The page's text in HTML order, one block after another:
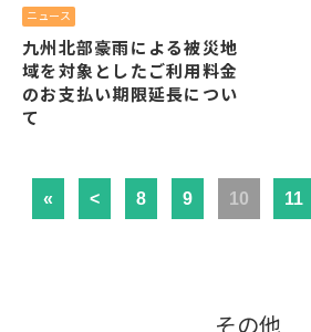
ニュース
九州北部豪雨による被災地
域を対象としたご利用料金
のお支払い期限延長につい
て
« < 8 9 10 11
その他